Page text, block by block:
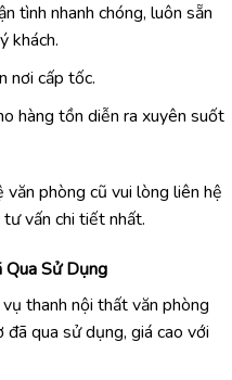
tình nhanh chóng, luôn sẵn
khách.
nơi cấp tốc.
hàng tồn diễn ra xuyên suốt
văn phòng cũ vui lòng liên hệ
vấn chi tiết nhất.
Sử Dụng
thanh nội thất văn phòng
qua sử dụng, giá cao với